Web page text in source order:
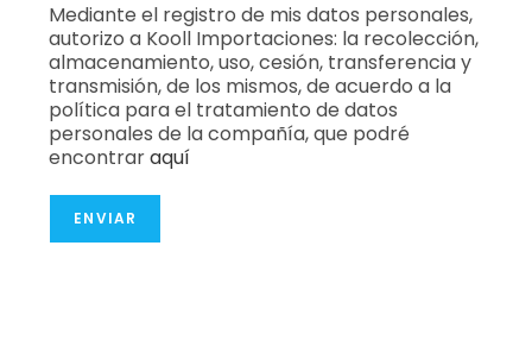
Mediante el registro de mis datos personales,
autorizo a Kooll Importaciones: la recolección,
almacenamiento, uso, cesión, transferencia y
transmisión, de los mismos, de acuerdo a la
política para el tratamiento de datos
personales de la compañía, que podré
encontraraquí
ENVIAR